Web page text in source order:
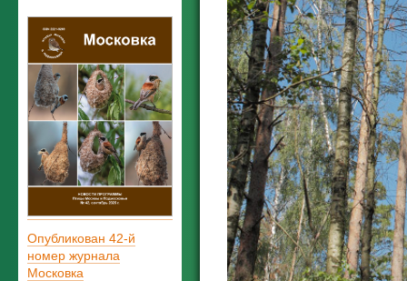
Опубликован 42-й
номер журнала
Московка